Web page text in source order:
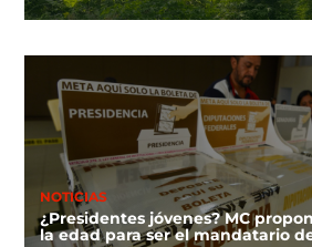
NOTICIAS
¿Presidentes jóvenes? MC
la edad para ser el mandatario